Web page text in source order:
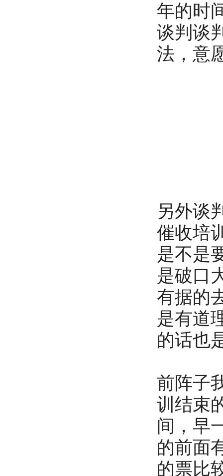
年的时
谈判谈
法，意
另外谈
催收培
是不是
是破口
有据的
是有道
的话也
前阵子
训结束
间，早
的前面
的票比